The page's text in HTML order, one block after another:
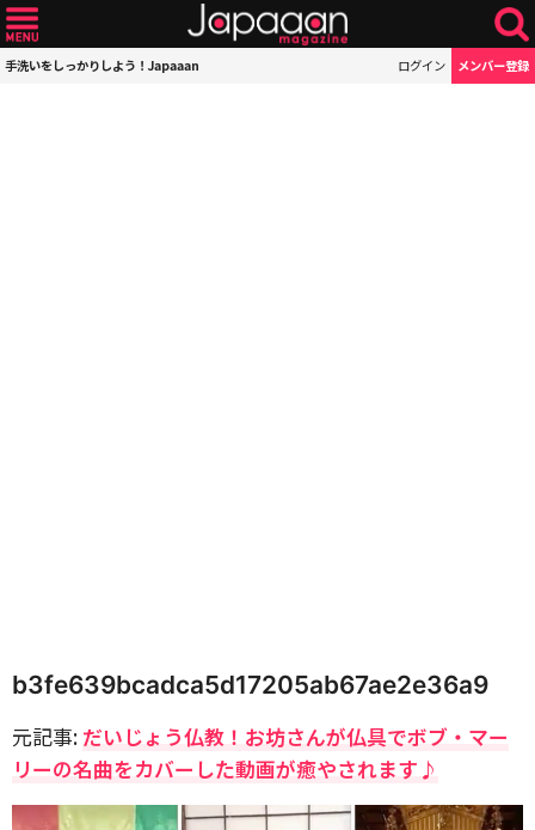
手洗いをしっかりしよう！Japaaan ログイン メンバー登録
b3fe639bcadca5d17205ab67ae2e36a9
元記事: だいじょう仏教！お坊さんが仏具でボブ・マー
リーの名曲をカバーした動画が癒やされます♪